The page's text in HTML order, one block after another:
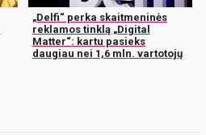
„Delfi“ perka skaitmeninės
reklamos tinklą „Digital
Matter“: kartu pasieks
daugiau nei 1,6 mln. vartotojų